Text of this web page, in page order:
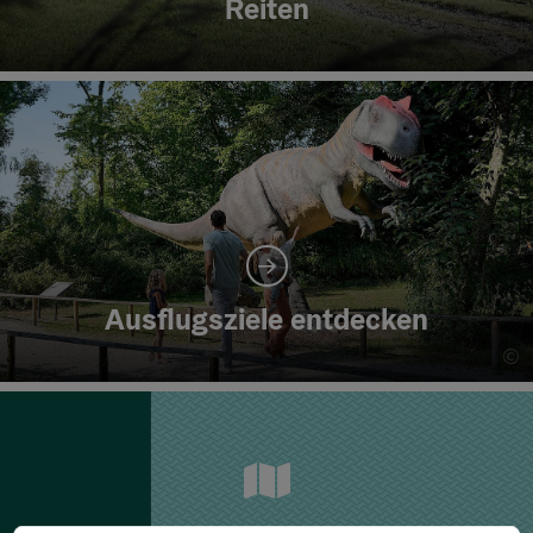
Reiten
©
Ausflugsziele entdecken
©